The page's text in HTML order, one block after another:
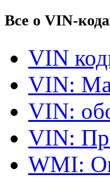
Все о VIN-
VIN
VIN:
VIN:
VIN:
WMI: